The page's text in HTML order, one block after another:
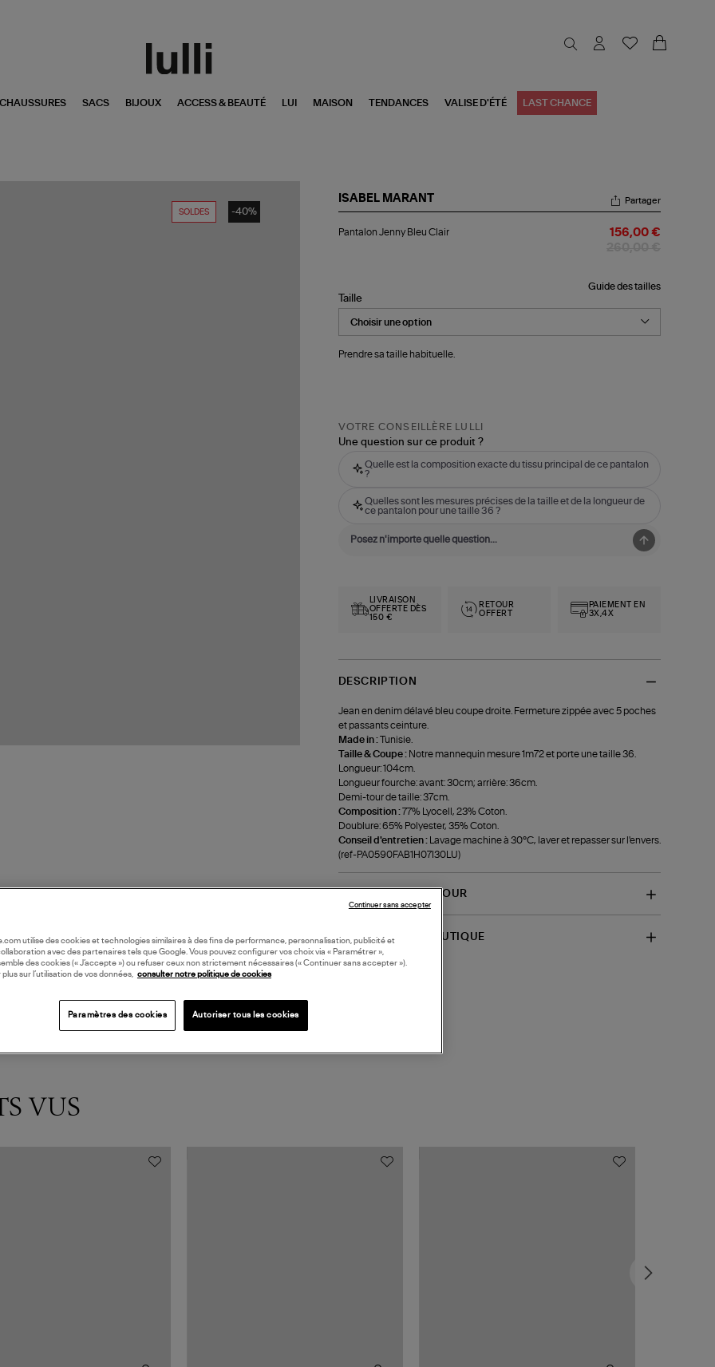
CHAUSSURES SACS BIJOUX ACCESS & BEAUTÉ LUI MAISON TENDANCES VALISE D'ÉTÉ LAST CHANCE
SOLDES -40%
ISABEL MARANT
Jenny
Partager
Pantalon Jenny Bleu Clair 156,00 €
Guide des tailles
Taille
Prendre sa taille habituelle.
VOTRE CONSEILLÈRE LULLI
Une question sur ce produit ?
Quelle est la composition exacte du tissu principal de ce pantalon
?
Quelles sont les mesures précises de la taille et de la longueur de
ce pantalon pour une taille 36 ?
LIVRAISON
OFFERTE DÈS
150 €
RETOUR
OFFERT
PAIEMENT EN
3X,4X
DESCRIPTION
Jean en denim délavé bleu coupe droite. Fermeture zippée avec 5 poches
et passants ceinture.
Made in :Tunisie.
Taille & Coupe : Notre mannequin mesure 1m72 et porte une taille 36.
Longueur: 104cm.
Longueur fourche: avant: 30cm; arrière: 36cm.
Demi-tour de taille: 37cm.
Composition :77% Lyocell, 23% Coton.
Doublure: 65% Polyester, 35% Coton.
Conseil d'entretien :
Lavage machine à 30°C, laver et repasser sur l'envers.
(ref-PA0590FAB1H07I30LU)
LIVRAISON ET RETOUR
DISPONIBILITÉ BOUTIQUE
VUS
utilise des cookies et technologies similaires à des fins de performance, personnalisation, publicité et
avec des partenaires tels que Google. Vous pouvez configurer vos choix via « Paramétrer »,
des cookies (« J’accepte ») ou refuser ceux non strictement nécessaires (« Continuer sans accepter »).
plus sur l’utilisation de vos données, consulter notre politique de cookies
Paramètres des cookies Autoriser tous les cookies
Continuer sans accepter